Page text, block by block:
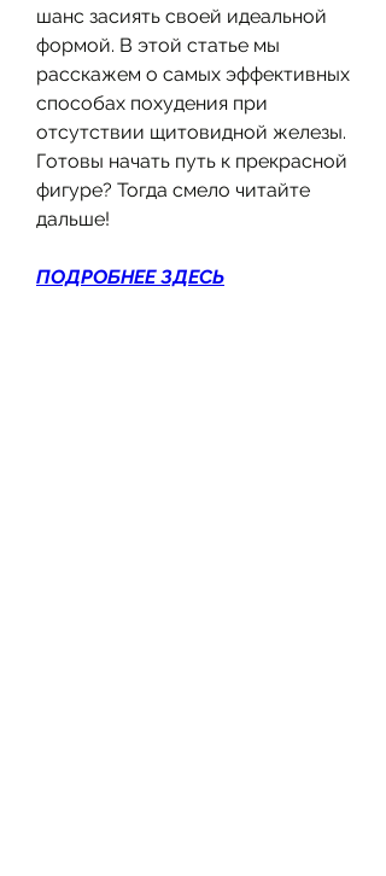
шанс засиять своей идеальной
формой. В этой статье мы
расскажем о самых эффективных
способах похудения при
отсутствии щитовидной железы.
Готовы начать путь к прекрасной
фигуре? Тогда смело читайте
дальше!
ПОДРОБНЕЕ ЗДЕСЬ